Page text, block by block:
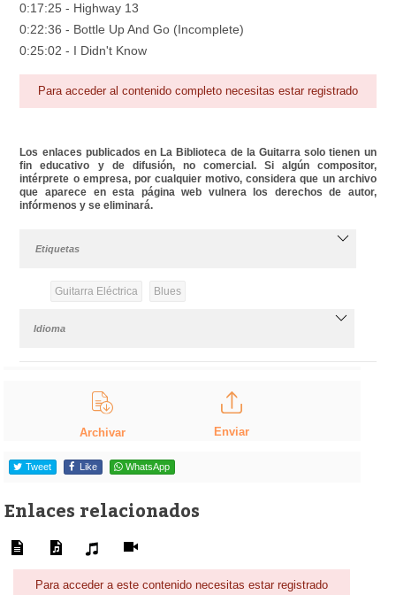
0:17:25 - Highway 13
0:22:36 - Bottle Up And Go (Incomplete)
0:25:02 - I Didn't Know
Para acceder al contenido completo necesitas estar registrado
Los enlaces publicados en La Biblioteca de la Guitarra solo tienen un
fin educativo y de difusión, no comercial. Si algún compositor,
intérprete o empresa, por cualquier motivo, considera que un archivo
que aparece en esta página web vulnera los derechos de autor,
infórmenos y se eliminará.
Etiquetas
Guitarra Eléctrica Blues
Idioma
Archivar Enviar
Tweet Like WhatsApp
Enlaces relacionados
Para acceder a este contenido necesitas estar registrado